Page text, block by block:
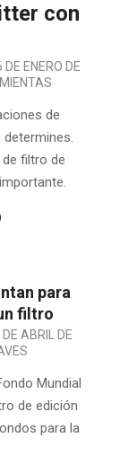
con
DE ENERO DE
de
filtro de
para
filtro
ABRIL DE
Mundial
de edición
para la